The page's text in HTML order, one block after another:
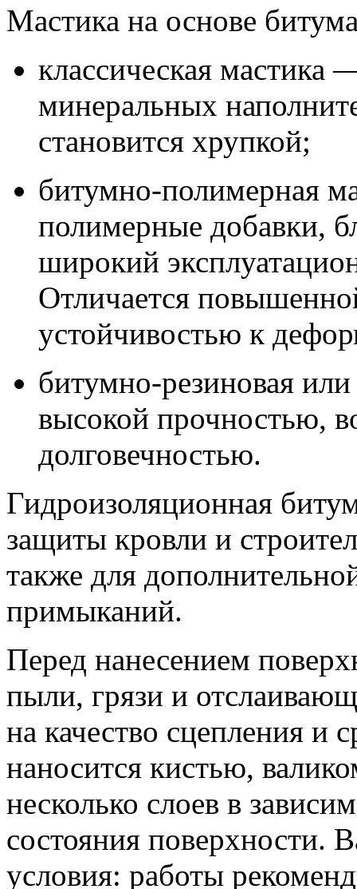
Мастика на основе
классическая мастика
минеральных
становится хрупкой;
битумно-полимерная
полимерные добавки,
широкий
Отличается
устойчивостью к
битумно-резиновая
высокой прочностью,
долговечностью.
Гидроизоляционная
защиты кровли и
также для
примыканий.
Перед нанесением
пыли, грязи и
на качество сцепления и
наносится кистью,
несколько слоев в
состояния поверхности.
условия: работы